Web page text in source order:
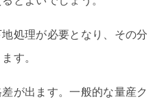
処理が必要となり、その分
す。
が出ます。一般的な量産ク